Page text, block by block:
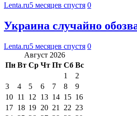
Lenta.ru5 месяцев спустя 0
Украина случайно
Lenta.ru5 месяцев спустя 0
Август 2026
Пн Вт Ср Чт Пт Сб Вс
1
2
3
4 5 6 7 8
9
10 11 12 13 14 15 16
17 18 19 20 21 22 23